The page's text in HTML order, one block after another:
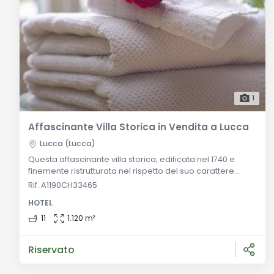
1
Affascinante Villa Storica in Vendita a Lucca
Lucca (Lucca)
Questa affascinante villa storica, edificata nel 1740 e
finemente ristrutturata nel rispetto del suo carattere
originario, è attualmente disponibile in vendita a Lucca.
un'ottima posizione facilmente accessibile e ben
collegata a tutti i principali servizi. La proprietà si estende
Rif. A1190CH33465
HOTEL
11
1.120 m²
Riservato